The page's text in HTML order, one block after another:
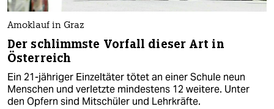
Amoklauf in Graz
Der schlimmste Vorfall dieser Art in
Österreich
Ein 21-jähriger Einzeltäter tötet an einer Schule neun
Menschen und verletzte mindestens 12 weitere. Unter
den Opfern sind Mitschüler und Lehrkräfte.